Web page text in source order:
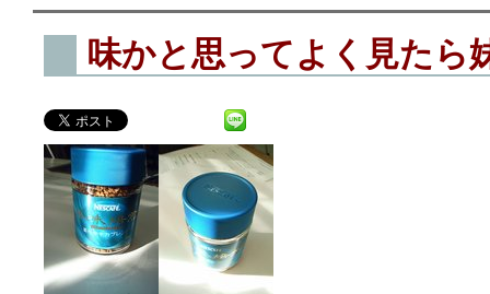
味かと思ってよく見たら